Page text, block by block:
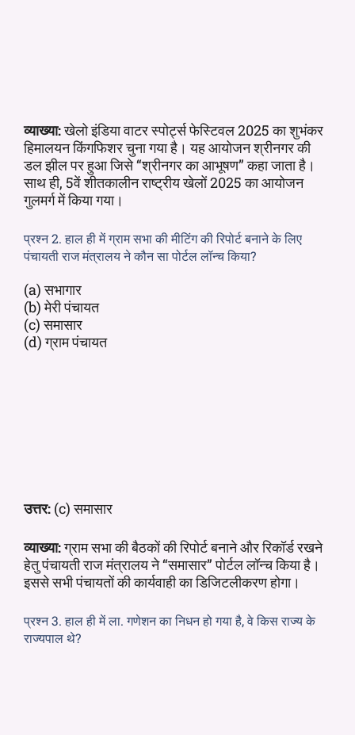
व्याख्या:खेलो इंडिया वाटर स्पोर्ट्स फेस्टिवल 2025 का शुभंकर
हिमालयन किंगफिशर चुना गया है। यह आयोजन श्रीनगर की
डल झील पर हुआ जिसे “श्रीनगर का आभूषण” कहा जाता है।
साथ ही, 5वें शीतकालीन राष्ट्रीय खेलों 2025 का आयोजन
गुलमर्ग में किया गया।
प्रश्न 2. हाल ही में ग्राम सभा की मीटिंग की रिपोर्ट बनाने के लिए
पंचायती राज मंत्रालय ने कौन सा पोर्टल लॉन्च किया?
(a) सभागार
(b) मेरी पंचायत
(c) समासार
(d) ग्राम पंचायत
उत्तर: (c) समासार
व्याख्या:ग्राम सभा की बैठकों की रिपोर्ट बनाने और रिकॉर्ड रखने
हेतु पंचायती राज मंत्रालय ने “समासार” पोर्टल लॉन्च किया है।
इससे सभी पंचायतों की कार्यवाही का डिजिटलीकरण होगा।
प्रश्न 3. हाल ही में ला. गणेशन का निधन हो गया है, वे किस राज्य के
राज्यपाल थे?